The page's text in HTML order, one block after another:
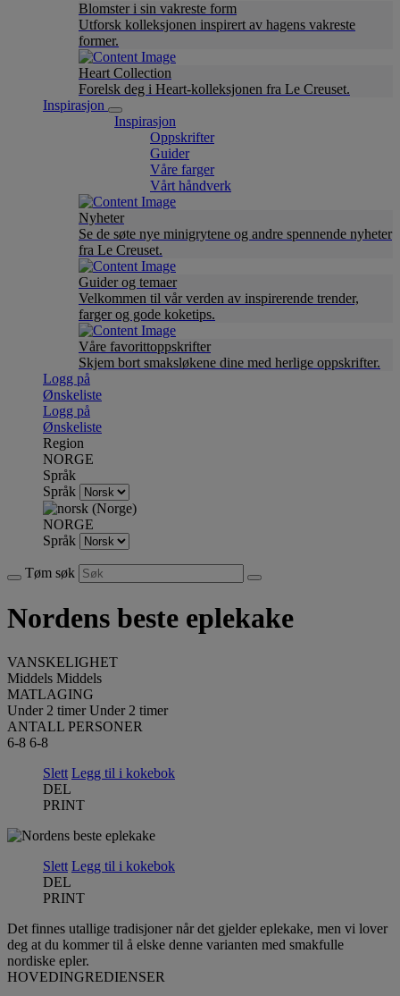
Blomster i sin vakreste form
Utforsk kolleksjonen inspirert av hagens vakreste
former.
Heart Collection
Forelsk deg i Heart-kolleksjonen fra Le Creuset.
Inspirasjon
Inspirasjon
Oppskrifter
Guider
Våre farger
Vårt håndverk
Nyheter
Se de søte nye minigrytene og andre spennende nyheter
fra Le Creuset.
Guider og temaer
Velkommen til vår verden av inspirerende trender,
farger og gode koketips.
Våre favorittoppskrifter
Skjem bort smaksløkene dine med herlige oppskrifter.
Logg på
Ønskeliste
Logg på
Ønskeliste
Region
NORGE
Språk
Språk
NORGE
Språk
Tøm søk
Nordens beste eplekake
VANSKELIGHET
Middels Middels
MATLAGING
Under 2 timer Under 2 timer
ANTALL PERSONER
6-8 6-8
Slett Legg til i kokebok
DEL
PRINT
Slett Legg til i kokebok
DEL
PRINT
Det finnes utallige tradisjoner når det gjelder eplekake, men vi lover
deg at du kommer til å elske denne varianten med smakfulle
nordiske epler.
HOVEDINGREDIENSER